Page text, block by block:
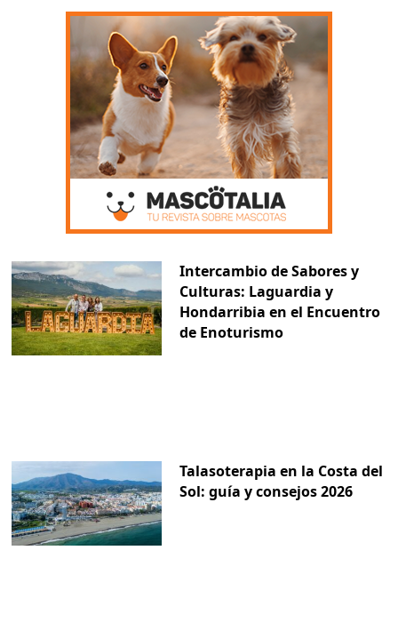
Intercambio de Sabores y
Culturas: Laguardia y
Hondarribia en el Encuentro
de Enoturismo
Talasoterapia en la Costa del
Sol: guía y consejos 2026